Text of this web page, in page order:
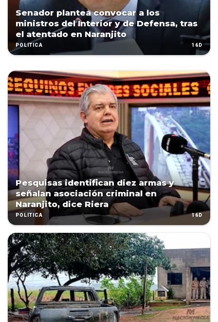
Senador plantea convocar a los
ministros del Interior y de Defensa, tras
el atentado en Naranjito
POLÍTICA 16D
Pesquisas identifican diez armas y
señalan asociación criminal en
Naranjito, dice Riera
POLÍTICA 16D